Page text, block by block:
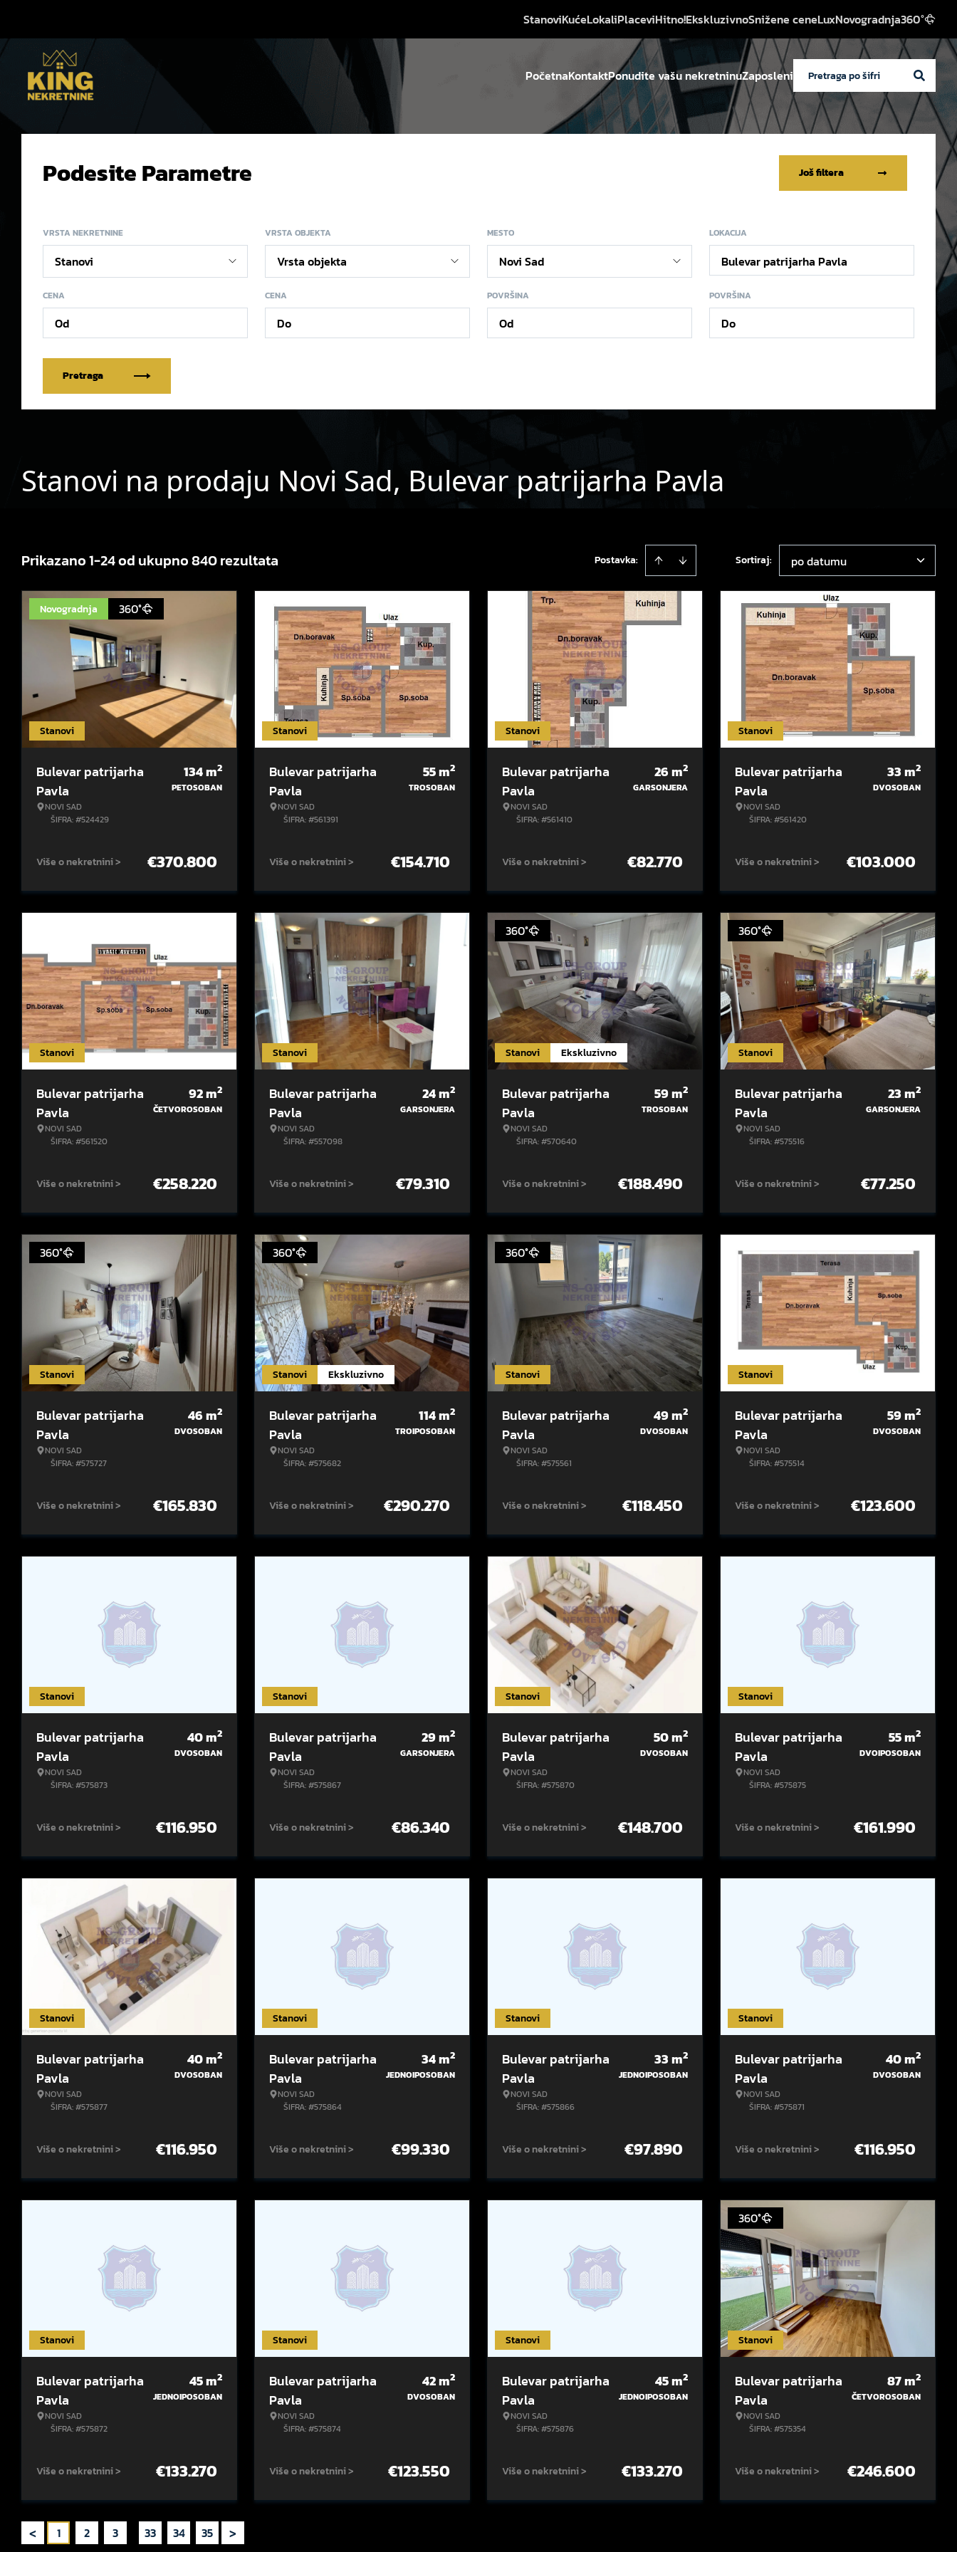
StanoviKućeLokaliPlaceviHitno!EkskluzivnoSnižene ceneLuxNovogradnja360°
PočetnaKontaktPonudite vašu nekretninuZaposleni
Podesite Parametre Još filtera
VRSTA NEKRETNINE VRSTA OBJEKTA MESTO LOKACIJA
Bulevar patrijarha Pavla
CENA CENA POVRŠINA POVRŠINA
Pretraga
Stanovi na prodaju Novi Sad, Bulevar patrijarha Pavla
Prikazano 1-24 od ukupno 840 rezultata Postavka: Sortiraj: po datumu
Stanovi
Novogradnja 360°
Bulevar patrijarha
Pavla
NOVI SAD
ŠIFRA: #524429
134m2
PETOSOBAN
Više o nekretnini > €370.800
Stanovi
Bulevar patrijarha
Pavla
NOVI SAD
ŠIFRA: #561391
55m2
TROSOBAN
Više o nekretnini > €154.710
Stanovi
Bulevar patrijarha
Pavla
NOVI SAD
ŠIFRA: #561410
26m2
GARSONJERA
Više o nekretnini > €82.770
Stanovi
Bulevar patrijarha
Pavla
NOVI SAD
ŠIFRA: #561420
33m2
DVOSOBAN
Više o nekretnini > €103.000
Stanovi
Bulevar patrijarha
Pavla
NOVI SAD
ŠIFRA: #561520
92m2
ČETVOROSOBAN
Više o nekretnini > €258.220
Stanovi
Bulevar patrijarha
Pavla
NOVI SAD
ŠIFRA: #557098
24m2
GARSONJERA
Više o nekretnini > €79.310
Stanovi Ekskluzivno
360°
Bulevar patrijarha
Pavla
NOVI SAD
ŠIFRA: #570640
59m2
TROSOBAN
Više o nekretnini > €188.490
Stanovi
360°
Bulevar patrijarha
Pavla
NOVI SAD
ŠIFRA: #575516
23m2
GARSONJERA
Više o nekretnini > €77.250
Stanovi
360°
Bulevar patrijarha
Pavla
NOVI SAD
ŠIFRA: #575727
46m2
DVOSOBAN
Više o nekretnini > €165.830
Stanovi Ekskluzivno
360°
Bulevar patrijarha
Pavla
NOVI SAD
ŠIFRA: #575682
114m2
TROIPOSOBAN
Više o nekretnini > €290.270
Stanovi
360°
Bulevar patrijarha
Pavla
NOVI SAD
ŠIFRA: #575561
49m2
DVOSOBAN
Više o nekretnini > €118.450
Stanovi
Bulevar patrijarha
Pavla
NOVI SAD
ŠIFRA: #575514
59m2
DVOSOBAN
Više o nekretnini > €123.600
Stanovi
Bulevar patrijarha
Pavla
NOVI SAD
ŠIFRA: #575873
40m2
DVOSOBAN
Više o nekretnini > €116.950
Stanovi
Bulevar patrijarha
Pavla
NOVI SAD
ŠIFRA: #575867
29m2
GARSONJERA
Više o nekretnini > €86.340
Stanovi
Bulevar patrijarha
Pavla
NOVI SAD
ŠIFRA: #575870
50m2
DVOSOBAN
Više o nekretnini > €148.700
Stanovi
Bulevar patrijarha
Pavla
NOVI SAD
ŠIFRA: #575875
55m2
DVOIPOSOBAN
Više o nekretnini > €161.990
Stanovi
Bulevar patrijarha
Pavla
NOVI SAD
ŠIFRA: #575877
40m2
DVOSOBAN
Više o nekretnini > €116.950
Stanovi
Bulevar patrijarha
Pavla
NOVI SAD
ŠIFRA: #575864
34m2
JEDNOIPOSOBAN
Više o nekretnini > €99.330
Stanovi
Bulevar patrijarha
Pavla
NOVI SAD
ŠIFRA: #575866
33m2
JEDNOIPOSOBAN
Više o nekretnini > €97.890
Stanovi
Bulevar patrijarha
Pavla
NOVI SAD
ŠIFRA: #575871
40m2
DVOSOBAN
Više o nekretnini > €116.950
Stanovi
Bulevar patrijarha
Pavla
NOVI SAD
ŠIFRA: #575872
45m2
JEDNOIPOSOBAN
Više o nekretnini > €133.270
Stanovi
Bulevar patrijarha
Pavla
NOVI SAD
ŠIFRA: #575874
42m2
DVOSOBAN
Više o nekretnini > €123.550
Stanovi
Bulevar patrijarha
Pavla
NOVI SAD
ŠIFRA: #575876
45m2
JEDNOIPOSOBAN
Više o nekretnini > €133.270
Stanovi
360°
Bulevar patrijarha
Pavla
NOVI SAD
ŠIFRA: #575354
87m2
ČETVOROSOBAN
Više o nekretnini > €246.600
< 1 2 3 33 34 35 >